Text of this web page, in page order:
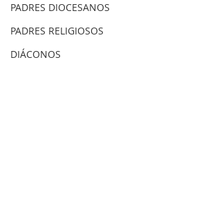
PADRES DIOCESANOS
PADRES RELIGIOSOS
DIÁCONOS